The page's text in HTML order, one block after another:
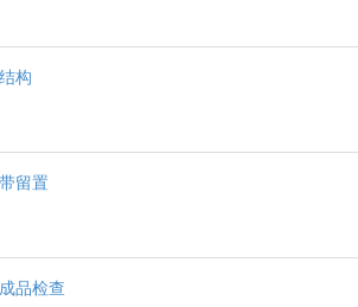
构
留置
品检查